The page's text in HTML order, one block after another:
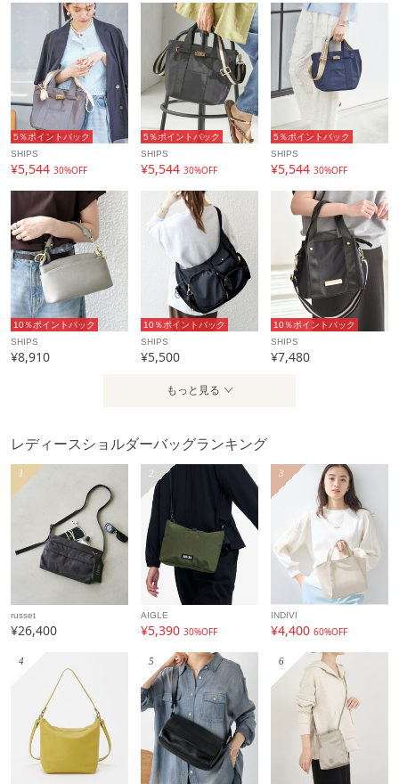
※末永く愛用頂く為に、アテンションタグを必ずご確認の
上、着用又はお取り扱いください。
※画像の商品はサンプルです。
実際の商品と仕様、加工、サイズが若干異なる場合がござい
ます。
アイテム情報
配送料
送料無料
（税込5,000円以上ご購入で送料無料）
商品コード 310001504
性別タイプ レディース
カテゴリ バッグ
表地: ナイロン100%, 中間層: ポリウレタン樹脂フ
ギフト 可
5％ポイントバック
SHIPS
¥5,544 30%OFF
5％ポイントバック
SHIPS
¥5,544 30%OFF
5％ポイントバック
SHIPS
¥5,544 30%OFF
10％ポイントバック
SHIPS
¥8,910
10％ポイントバック
SHIPS
¥5,500
10％ポイントバック
SHIPS
¥7,480
もっと見る
レディースショルダーバッグランキング
1
russet
¥26,400
2
AIGLE
¥5,39030%OFF
3
INDIVI
¥4,40060%OFF
4 5 6